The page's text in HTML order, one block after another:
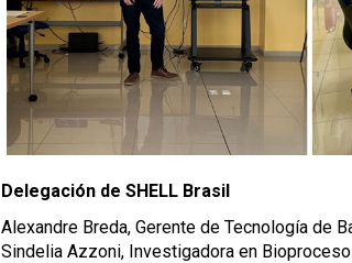
Delegación de SHELL Brasil
Alexandre Breda, Gerente de Tecnología de
Sindelia Azzoni, Investigadora en